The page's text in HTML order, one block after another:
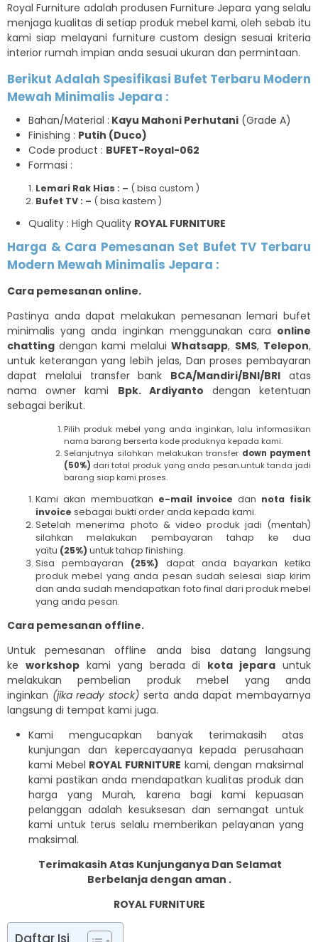
Royal Furniture adalah produsen Furniture Jepara yang selalu
menjaga kualitas di setiap produk mebel kami, oleh sebab itu
kami siap melayani furniture custom design sesuai kriteria
interior rumah impian anda sesuai ukuran dan permintaan.
Berikut Adalah Spesifikasi Bufet Terbaru Modern
Mewah Minimalis Jepara :
Bahan/Material : Kayu Mahoni Perhutani (Grade A)
Finishing : Putih (Duco)
Code product : BUFET-Royal-062
Formasi :
Lemari Rak Hias : – ( bisa custom )
Bufet TV : – ( bisa kastem )
Quality : High Quality ROYAL FURNITURE
Harga & Cara Pemesanan Set Bufet TV Terbaru
Modern Mewah Minimalis Jepara :
Cara pemesanan online.
Pastinya anda dapat melakukan pemesanan lemari bufet
minimalis yang anda inginkan menggunakan cara online
chatting dengan kami melalui Whatsapp, SMS, Telepon,
untuk keterangan yang lebih jelas, Dan proses pembayaran
dapat melalui transfer bank BCA/Mandiri/BNI/BRI atas
nama owner kami Bpk. Ardiyanto dengan ketentuan
sebagai berikut.
Pilih produk mebel yang anda inginkan, lalu informasikan
nama barang berserta kode produknya kepada kami.
Selanjutnya silahkan melakukan transfer down payment
(50%) dari total produk yang anda pesan.untuk tanda jadi
barang siap kami proses.
Kami akan membuatkan e-mail invoicedan nota fisik
invoice sebagai bukti order anda kepada kami.
Setelah menerima photo & video produk jadi (mentah)
silahkan melakukan pembayaran tahap ke dua
yaitu (25%)untuk tahap finishing.
Sisa pembayaran (25%) dapat anda bayarkan ketika
produk mebel yang anda pesan sudah selesai siap kirim
dan anda sudah mendapatkan foto final dari produk mebel
yang anda pesan.
Cara pemesanan offline.
Untuk pemesanan offline anda bisa datang langsung
ke workshopkami yang berada di kota jepara untuk
melakukan pembelian produk mebel yang anda
inginkan (jika ready stock) serta anda dapat membayarnya
langsung di tempat kami juga.
Kami mengucapkan banyak terimakasih atas
kunjungan dan kepercayaanya kepada perusahaan
kami Mebel ROYAL FURNITURE kami, dengan maksimal
kami pastikan anda mendapatkan kualitas produk dan
harga yang Murah, karena bagi kami kepuasan
pelanggan adalah kesuksesan dan semangat untuk
kami untuk terus selalu memberikan pelayanan yang
maksimal.
Terimakasih Atas Kunjunganya Dan Selamat
Berbelanja dengan aman .
ROYAL FURNITURE
Daftar Isi